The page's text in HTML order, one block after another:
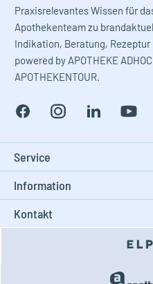
Praxisrelevantes Wissen für
Apothekenteam zu
Indikation, Beratung, Rezeptur
powered by APOTHEKE
APOTHEKENTOUR.
Service
Information
Kontakt